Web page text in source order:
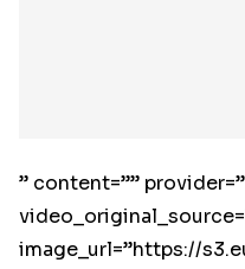
” content=””
image_url=”https://